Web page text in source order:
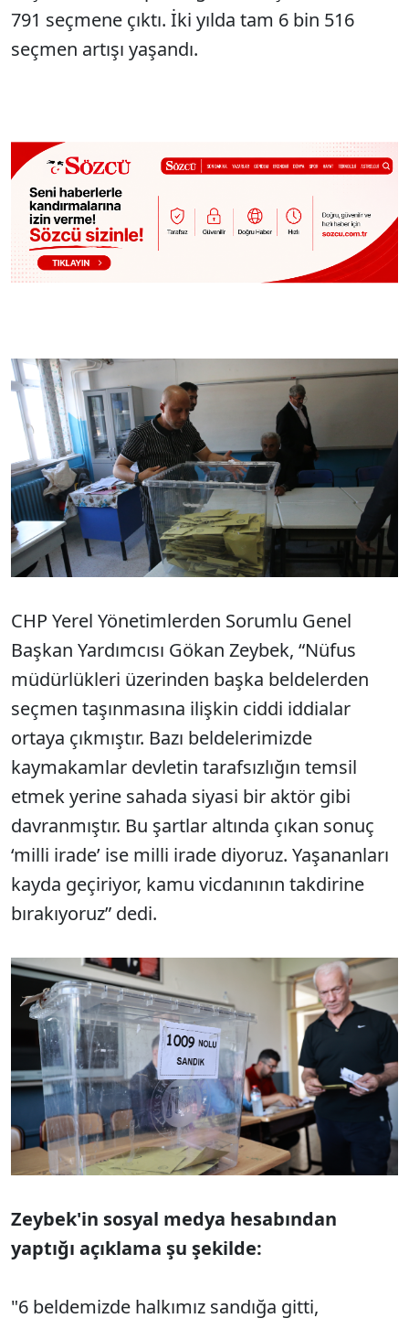
791 seçmene çıktı. İki yılda tam 6 bin 516
seçmen artışı yaşandı.
CHP Yerel Yönetimlerden Sorumlu Genel
Başkan Yardımcısı Gökan Zeybek, “Nüfus
müdürlükleri üzerinden başka beldelerden
seçmen taşınmasına ilişkin ciddi iddialar
ortaya çıkmıştır. Bazı beldelerimizde
kaymakamlar devletin tarafsızlığın temsil
etmek yerine sahada siyasi bir aktör gibi
davranmıştır. Bu şartlar altında çıkan sonuç
‘milli irade’ ise milli irade diyoruz. Yaşananları
kayda geçiriyor, kamu vicdanının takdirine
bırakıyoruz” dedi.
Zeybek'in sosyal medya hesabından
yaptığı açıklama şu şekilde:
"6 beldemizde halkımız sandığa gitti,